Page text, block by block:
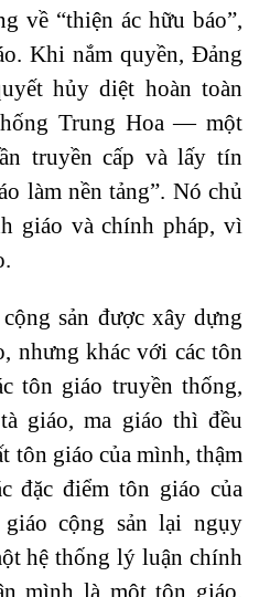
về “thiện ác hữu báo”,
Khi nắm quyền, Đảng
hủy diệt hoàn toàn
Trung Hoa — một
truyền cấp và lấy tín
làm nền tảng”. Nó chủ
giáo và chính pháp, vì
sản được xây dựng
nhưng khác với các tôn
tôn giáo truyền thống,
giáo, ma giáo thì đều
tôn giáo của mình, thậm
đặc điểm tôn giáo của
cộng sản lại ngụy
hệ thống lý luận chính
mình là một tôn giáo.